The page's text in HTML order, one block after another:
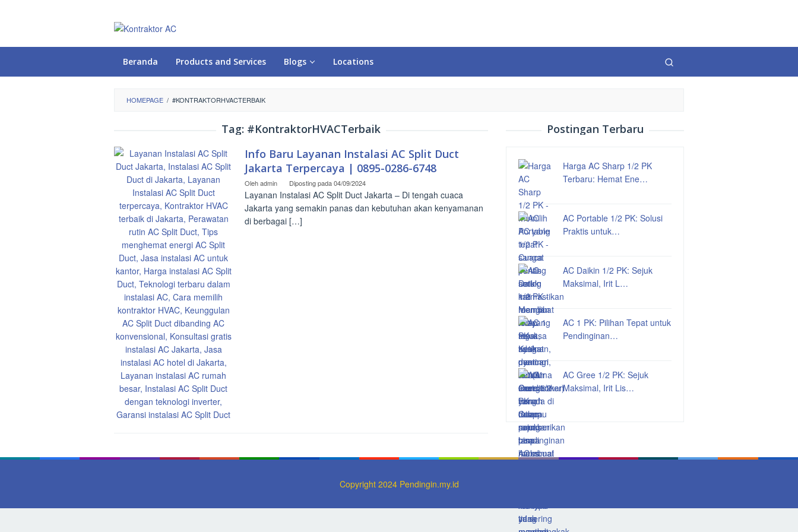
Beranda Products and Services Blogs Locations
HOMEPAGE / #KONTRAKTORHVACTERBAIK
Tag: #KontraktorHVACTerbaik
Info Baru Layanan Instalasi AC Split Duct
Jakarta Terpercaya | 0895-0286-6748
Olehadmin Diposting pada04/09/2024
Layanan Instalasi AC Split Duct Jakarta – Di tengah cuaca
Jakarta yang semakin panas dan kebutuhan akan kenyamanan
di berbagai […]
Postingan Terbaru
Harga AC Sharp 1/2 PK
Terbaru: Hemat Ene…
AC Portable 1/2 PK: Solusi
Praktis untuk…
AC Daikin 1/2 PK: Sejuk
Maksimal, Irit L…
AC 1 PK: Pilihan Tepat untuk
Pendinginan…
AC Gree 1/2 PK: Sejuk
Maksimal, Irit Lis…
Copyright 2024 Pendingin.my.id